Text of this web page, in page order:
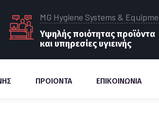
MG Hygiene Systems &
Υψηλής ποιότητας προϊόντα
και υπηρεσίες υγιεινής
ΠΡΟΙΟΝΤΑ ΕΠΙΚΟΙΝΩΝΙΑ